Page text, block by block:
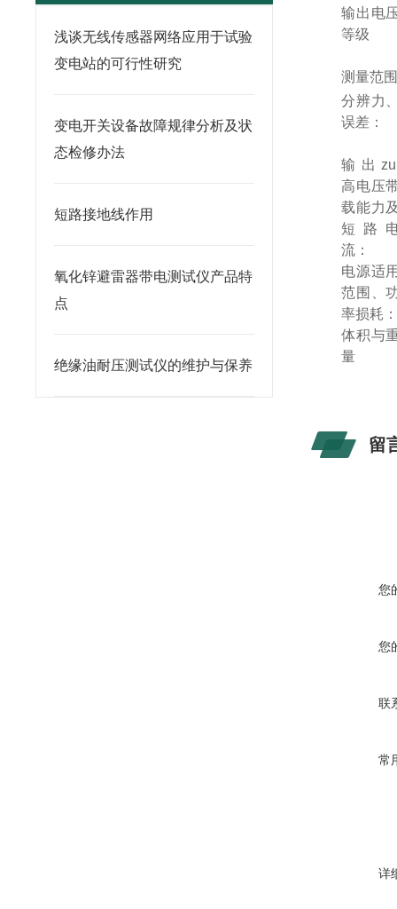
浅谈无线传感器网络应用于试验
变电站的可行性研究
变电开关设备故障规律分析及状
态检修办法
短路接地线作用
氧化锌避雷器带电测试仪产品特
点
绝缘油耐压测试仪的维护与保养
输出电
等级
测量范
分辨力
误差：
输出
高电压
载能力
短路
流：
电源适
范围、
率损耗
体积与
量
留
您
您
联
常
详